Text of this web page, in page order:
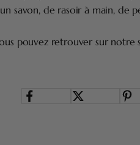
savon, de rasoir à main, de
pouvez retrouver sur notre